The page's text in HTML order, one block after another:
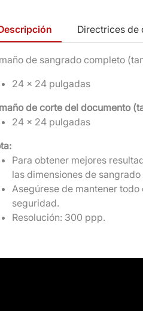
Directrices de
de sangrado completo
24 x 24 pulgadas
de corte del documento
24 x 24 pulgadas
Para obtener mejores
las dimensiones de
Asegúrese de mantener
seguridad.
Resolución: 300 ppp.